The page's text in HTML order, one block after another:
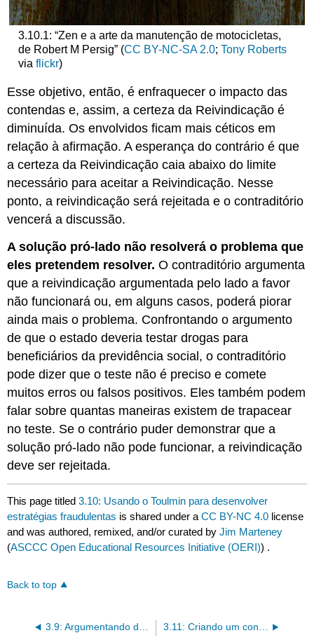
3.10.1: “Zen e a arte da manutenção de motocicletas,
de Robert M Persig” (CC BY-NC-SA 2.0; Tony Roberts
via flickr)
Esse objetivo, então, é enfraquecer o impacto das
contendas e, assim, a certeza da Reivindicação é
diminuída. Os envolvidos ficam mais céticos em
relação à afirmação. A esperança do contrário é que
a certeza da Reivindicação caia abaixo do limite
necessário para aceitar a Reivindicação. Nesse
ponto, a reivindicação será rejeitada e o contraditório
vencerá a discussão.
A solução pró-lado não resolverá o problema que
eles pretendem resolver.O contraditório argumenta
que a reivindicação argumentada pelo lado a favor
não funcionará ou, em alguns casos, poderá piorar
ainda mais o problema. Confrontando o argumento
de que o estado deveria testar drogas para
beneficiários da previdência social, o contraditório
pode dizer que o teste não é preciso e comete
muitos erros ou falsos positivos. Eles também podem
falar sobre quantas maneiras existem de trapacear
no teste. Se o contrário puder demonstrar que a
solução pró-lado não pode funcionar, a reivindicação
deve ser rejeitada.
This page titled3.10: Usando o Toulmin para desenvolver
estratégias fraudulentas is shared under aCC BY-NC 4.0 license
and was authored, remixed, and/or curated byJim Marteney
(ASCCC Open Educational Resources Initiative (OERI)) .
Back to top